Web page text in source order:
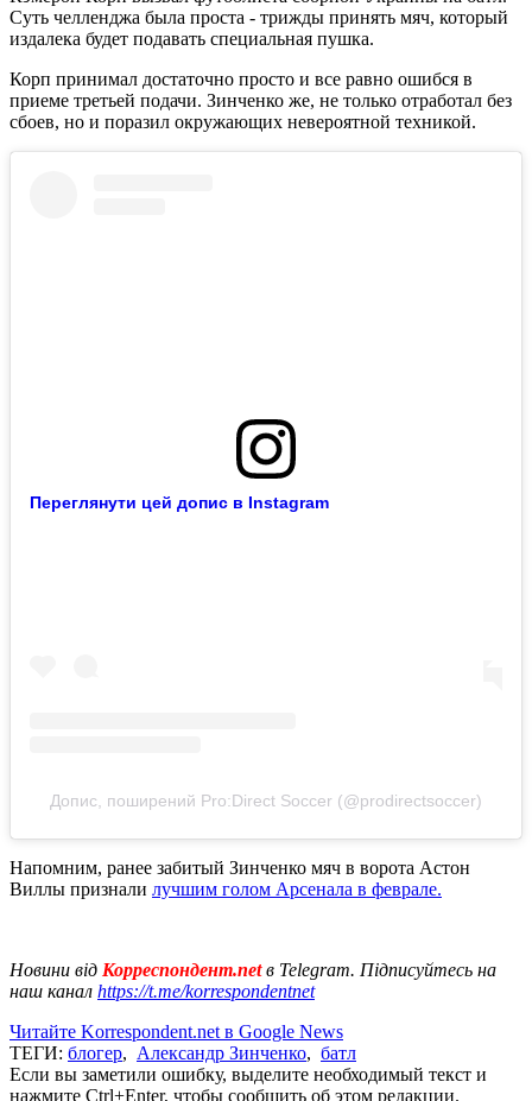
Суть челленджа была проста - трижды принять мяч, который
издалека будет подавать специальная пушка.
Корп принимал достаточно просто и все равно ошибся в
приеме третьей подачи. Зинченко же, не только отработал без
сбоев, но и поразил окружающих невероятной техникой.
Переглянути цей допис в Instagram
Допис, поширений Pro:Direct Soccer (@prodirectsoccer)
Напомним, ранее забитый Зинченко мяч в ворота Астон
Виллы признали лучшим голом Арсенала в феврале.
Новини від Корреспондент.netв Telegram. Підписуйтесь на
наш канал https://t.me/korrespondentnet
Читайте Korrespondent.net в Google News
ТЕГИ: блогер, Александр Зинченко, батл
Если вы заметили ошибку, выделите необходимый текст и
нажмите Ctrl+Enter, чтобы сообщить об этом редакции.